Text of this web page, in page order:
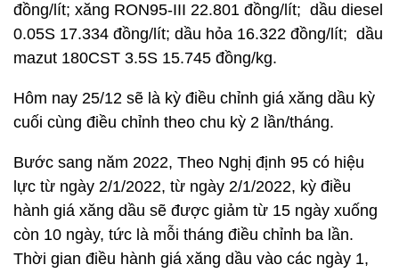
đồng/lít; xăng RON95-III 22.801 đồng/lít; dầu diesel
0.05S 17.334 đồng/lít; dầu hỏa 16.322 đồng/lít; dầu
mazut 180CST 3.5S 15.745 đồng/kg.
Hôm nay 25/12 sẽ là kỳ điều chỉnh giá xăng dầu kỳ
cuối cùng điều chỉnh theo chu kỳ 2 lần/tháng.
Bước sang năm 2022, Theo Nghị định 95 có hiệu
lực từ ngày 2/1/2022, từ ngày 2/1/2022, kỳ điều
hành giá xăng dầu sẽ được giảm từ 15 ngày xuống
còn 10 ngày, tức là mỗi tháng điều chỉnh ba lần.
Thời gian điều hành giá xăng dầu vào các ngày 1,